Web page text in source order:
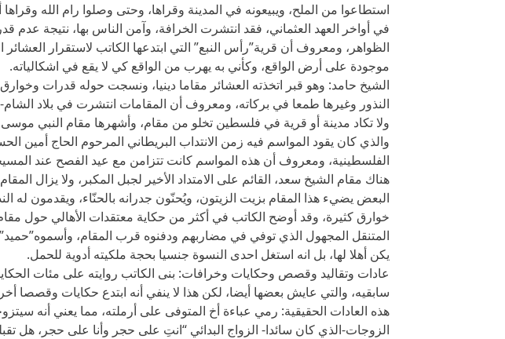
استطاعوا من الملح، ويبيعونه في المدينة وقراها، وحتى وصلوا رام الله
في أواخر العهد العثماني، فقد انتشرت الخرافة، وآمن الناس بها، نتيجة
الظواهر، ومعروف أن قرية”رأس النبع” التي ابتدعها الكاتب لاستقرار العشائر
موجودة على أرض الواقع، وكأني به يهرب من الواقع كي لا يقع في اشكالياته.
الشيخ حامد: وهو قبر اتخذته العشائر مقاما دينيا، ونسجت حوله قدرات
النذور وغيرها طمعا في بركاته، ومعروف أن المقامات انتشرت في بلاد
ولا تكاد مدينة أو قرية في فلسطين تخلو من مقام، وأشهرها مقام النبي موسى
والذي كان يقود المواسم فيه زمن الانتداب البريطاني المرحوم الحاج أمين
الفلسطينية، ومعروف أن هذه المواسم كانت تتزامن مع عيد الفصح عند
هناك مقام الشيخ سعد، القائم على الامتداد الأخير لجبل المكبر، ولا يزال
البعض يضيء هذا المقام بزيت الزيتون، ويُحنّون جدرانه بالحنّاء، ويقدمون له
خوارق كثيرة، وقد أوضح الكاتب في أكثر من حكاية معتقدات الأهالي حول
المتنقل المجهول الذي توفي في مضاربهم ودفنوه قرب المقام،
يكن أهلا لها، بل انه استغل احدى النسوة جنسيا بحجة ملكيته أدوية للحمل.
عادات وتقاليد وقصص وحكايات وخرافات: بنى الكاتب روايته على مئات
سابقيه، والتي عايش بعضها أيضا، لكن هذا لا ينفي أنه ابتدع حكايات وقصصا
هذه العادات الحقيقية: رمي عباءة أخ المتوفى على أرملته، مما يعني أنه
الزوجات-الذي كان سائدا- الزواج البدائي “انتِ على حجر وأنا على حجر، هل